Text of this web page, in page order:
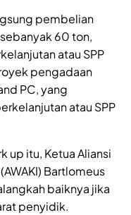
pembelian
60 ton,
atau SPP
pengadaan
PC, yang
atau SPP
up itu, Ketua Aliansi
Bartlomeus
baiknya jika
penyidik.